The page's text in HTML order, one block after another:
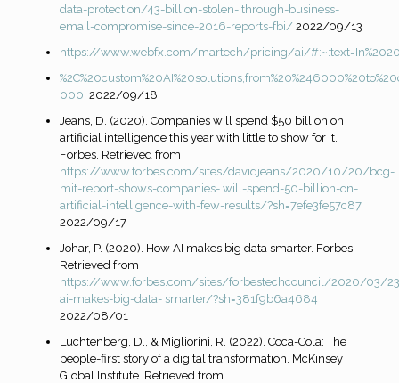
data-protection/43-billion-stolen- through-business-
email-compromise-since-2016-reports-fbi/ 2022/09/13
https://www.webfx.com/martech/pricing/ai/
000 . 2022/09/18
Jeans, D. (2020). Companies will spend $50 billion on
artificial intelligence this year with little to show for it.
Forbes. Retrieved from
https://www.forbes.com/sites/davidjeans/2020/10/20/bcg-
mit-report-shows-companies- will-spend-50-billion-on-
artificial-intelligence-with-few-results/?sh=7efe3fe57c87
2022/09/17
Johar, P. (2020). How AI makes big data smarter. Forbes.
Retrieved from
https://www.forbes.com/sites/forbestechcouncil/2020/03/
ai-makes-big-data- smarter/?sh=381f9b6a4684
2022/08/01
Luchtenberg, D., & Migliorini, R. (2022). Coca-Cola: The
people-first story of a digital transformation. McKinsey
Global Institute. Retrieved from